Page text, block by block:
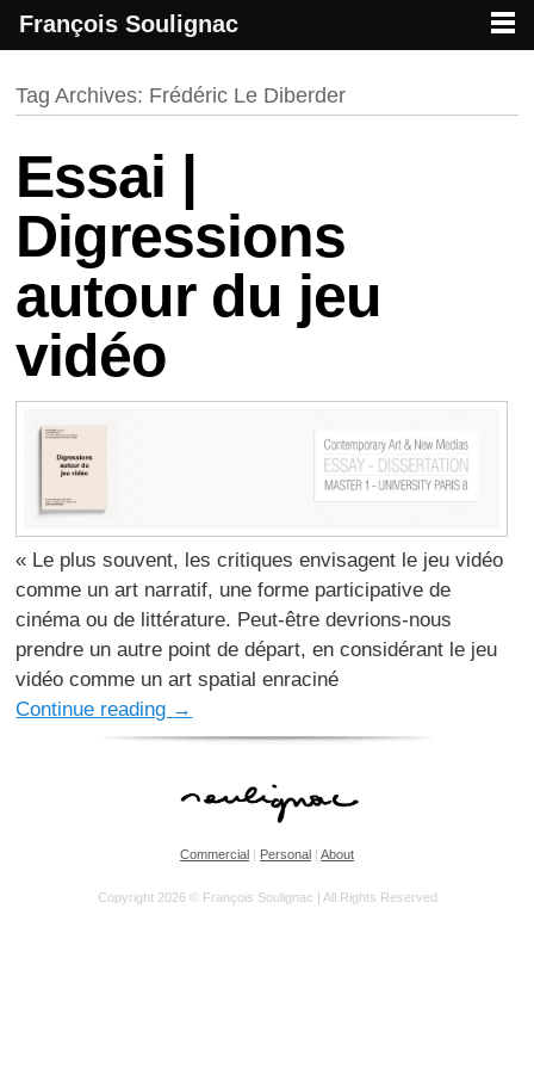
François Soulignac | Digital Creative
Tag Archives: Frédéric Le Diberder
Essai |
Digressions
autour du jeu
vidéo
« Le plus souvent, les critiques envisagent le jeu vidéo
comme un art narratif, une forme participative de
cinéma ou de littérature. Peut-être devrions-nous
prendre un autre point de départ, en considérant le jeu
vidéo comme un art spatial enraciné
Continue reading →
Commercial | Personal | About
Copyright 2026 © François Soulignac | All Rights Reserved
François Soulignac